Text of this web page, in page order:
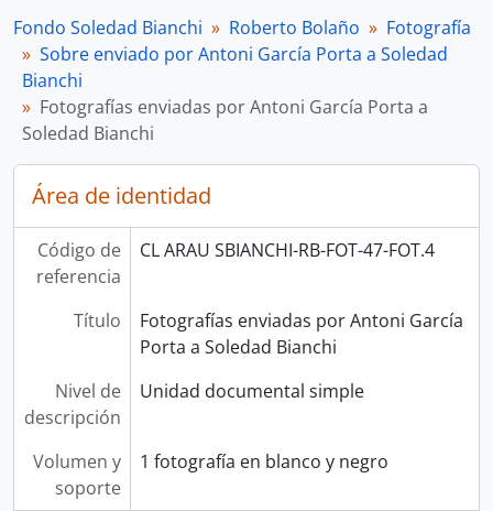
Fondo Soledad Bianchi Roberto Bolaño
Fotografía
Sobre enviado por Antoni García Porta a Soledad
Bianchi
Fotografías enviadas por Antoni García Porta a
Soledad Bianchi
Área de identidad
Código de
referencia
CL ARAU SBIANCHI-RB-FOT-47-FOT.4
Título
Fotografías enviadas por Antoni García
Porta a Soledad Bianchi
Nivel de
descripción
Unidad documental simple
Volumen y
soporte
1 fotografía en blanco y negro